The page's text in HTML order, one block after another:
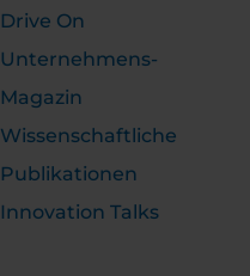
Drive On
Unternehmens-
Magazin
Wissenschaftliche
Publikationen
Innovation Talks